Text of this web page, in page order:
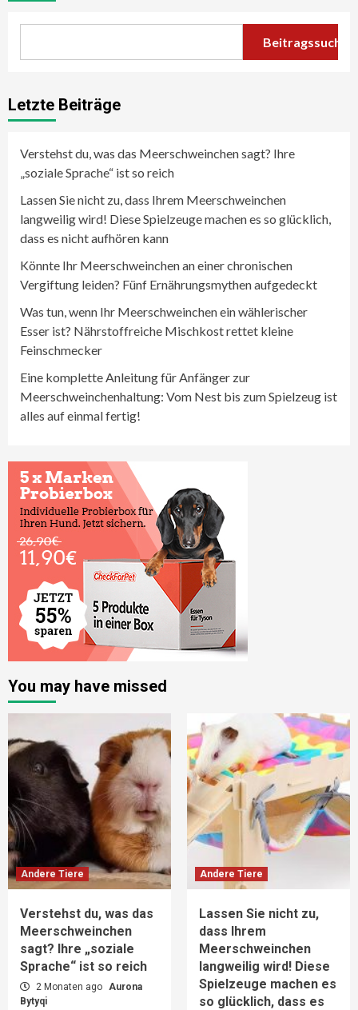
Beitragssuche
Letzte Beiträge
Verstehst du, was das Meerschweinchen sagt? Ihre
„soziale Sprache“ ist so reich
Lassen Sie nicht zu, dass Ihrem Meerschweinchen
langweilig wird! Diese Spielzeuge machen es so glücklich,
dass es nicht aufhören kann
Könnte Ihr Meerschweinchen an einer chronischen
Vergiftung leiden? Fünf Ernährungsmythen aufgedeckt
Was tun, wenn Ihr Meerschweinchen ein wählerischer
Esser ist? Nährstoffreiche Mischkost rettet kleine
Feinschmecker
Eine komplette Anleitung für Anfänger zur
Meerschweinchenhaltung: Vom Nest bis zum Spielzeug ist
alles auf einmal fertig!
You may have missed
Andere Tiere
Verstehst du, was das
Meerschweinchen
sagt? Ihre „soziale
Sprache“ ist so reich
2 Monaten ago Aurona
Bytyqi
Andere Tiere
Lassen Sie nicht zu,
dass Ihrem
Meerschweinchen
langweilig wird! Diese
Spielzeuge machen es
so glücklich, dass es